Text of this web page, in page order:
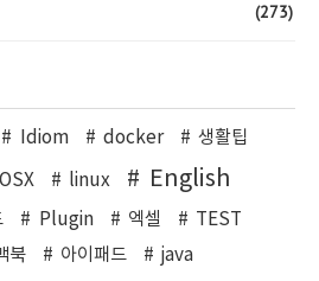
(273)
Idiom docker 생활팁
OSX linux English
Plugin 엑셀
TEST
북 아이패드
java